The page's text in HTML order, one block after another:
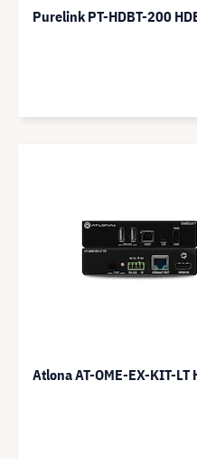
Purelink PT-HDBT-200
Atlona AT-OME-EX-KIT-LT